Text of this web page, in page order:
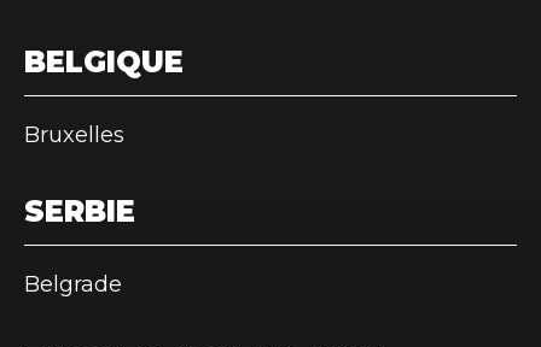
BELGIQUE
Bruxelles
SERBIE
Belgrade